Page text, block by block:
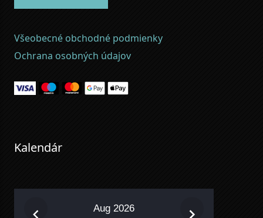
Všeobecné obchodné podmienky
Ochrana osobných údajov
Kalendár
Aug 2026